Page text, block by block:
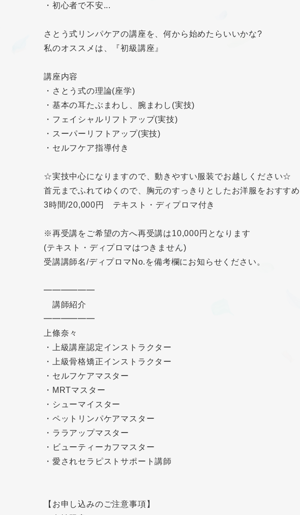
・初心者で不安...
さとう式リンパケアの講座を、何から始めたらいいかな?
私のオススメは、『初級講座』
講座内容
・さとう式の理論(座学)
・基本の耳たぶまわし、腕まわし(実技)
・フェイシャルリフトアップ(実技)
・スーパーリフトアップ(実技)
・セルフケア指導付き
☆実技中心になりますので、動きやすい服装でお越しください☆
首元までふれてゆくので、胸元のすっきりとしたお洋服をおすす
3時間/20,000円 テキスト・ディプロマ付き
※再受講をご希望の方へ再受講は10,000円となります
(テキスト・ディプロマはつきません)
受講講師名/ディプロマNo.を備考欄にお知らせください。
━━━━━━
講師紹介
━━━━━━
上條奈々
・上級講座認定インストラクター
・上級骨格矯正インストラクター
・セルフケアマスター
・MRTマスター
・シューマイスター
・ペットリンパケアマスター
・ララアップマスター
・ビューティーカフマスター
・愛されセラピストサポート講師
【お申し込みのご注意事項】